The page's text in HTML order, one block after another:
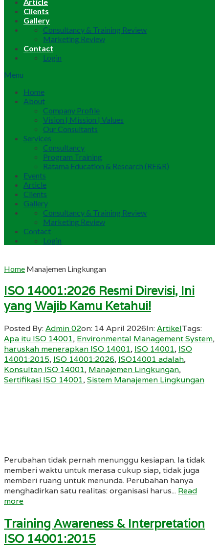
Clients
Gallery
Consultancy & Training Review
Marketing Review
Contact
Login
Menu
Home
About
Company Profile
Vision | Mission | Values
Our Consultants
Services
Consultancy
Program Training
Ratama Education & Research (RE&R)
Events
Article
Clients
Gallery
Consultancy & Training Review
Marketing Review
Contact
Login
Home Manajemen Lingkungan
ISO 14001:2026 Resmi Direvisi, Ini
yang Wajib Kamu Ketahui!
Posted By:Admin 02on: 14 April 2026In:ArtikelTags:
Apa itu ISO 14001, Environmental Management System,
haruskah menerapkan ISO 14001, ISO 14001, ISO
14001:2015, ISO 14001:2026, ISO14001 adalah,
Konsultan ISO 14001, Manajemen Lingkungan,
Sertifikasi ISO 14001,Sistem Manajemen Lingkungan
Perubahan tidak pernah menunggu kesiapan. Ia tidak
memberi waktu untuk merasa cukup siap, tidak juga
memberi ruang untuk menunda. Perubahan hanya
menghadirkan satu realitas: organisasi harus... Read
more
Training Awareness & Interpretation
ISO 14001:2015